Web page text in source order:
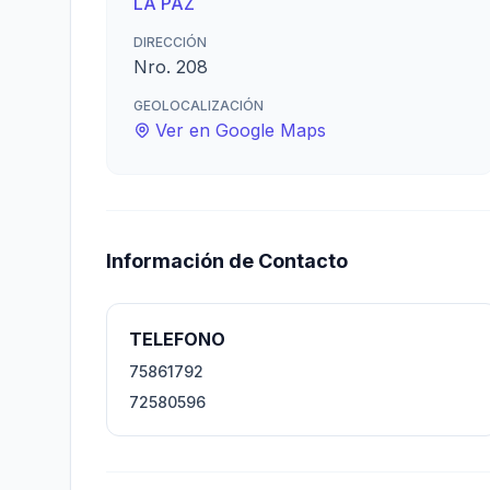
DIRECCIÓN
Nro. 208
GEOLOCALIZACIÓN
Ver en Google Maps
Información de Contacto
TELEFONO
75861792
72580596